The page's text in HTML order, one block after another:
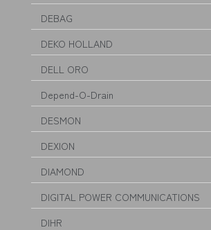
DEBAG
DEKO HOLLAND
DELL ORO
Depend-O-Drain
DESMON
DEXION
DIAMOND
DIGITAL POWER COMMUNICATIONS
DIHR